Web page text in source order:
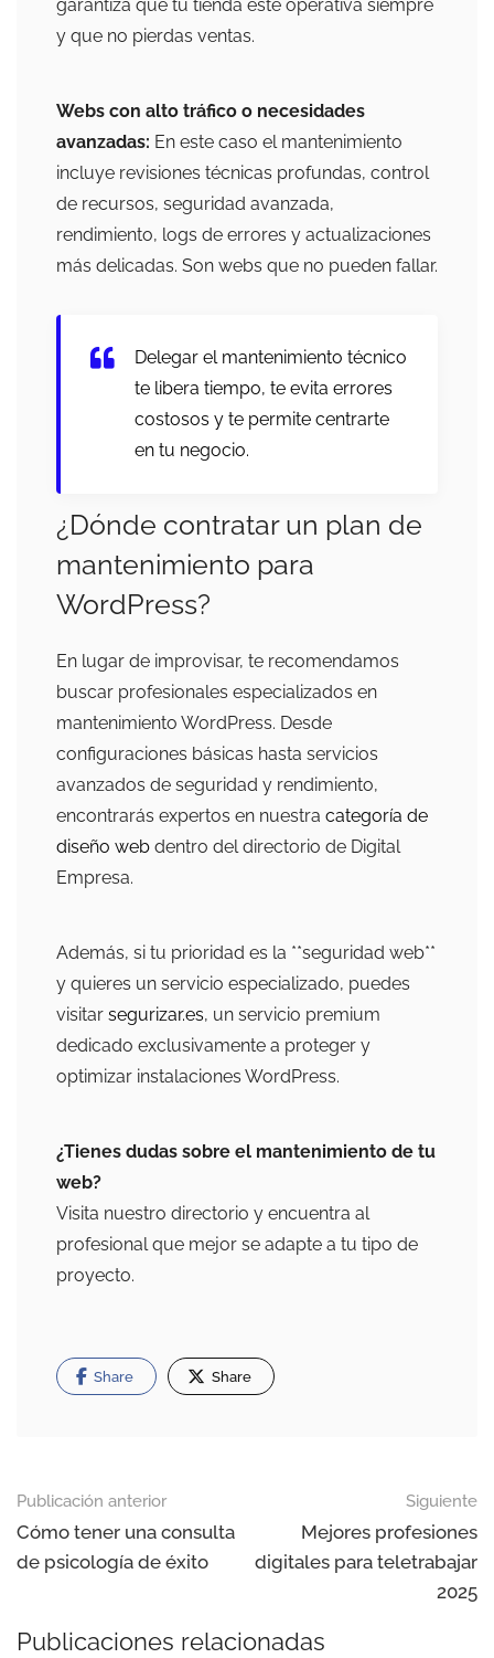
garantiza que tu tienda esté operativa siempre
y que no pierdas ventas.
Webs con alto tráfico o necesidades
avanzadas: En este caso el mantenimiento
incluye revisiones técnicas profundas, control
de recursos, seguridad avanzada,
rendimiento, logs de errores y actualizaciones
más delicadas. Son webs que no pueden fallar.
Delegar el mantenimiento técnico
te libera tiempo, te evita errores
costosos y te permite centrarte
en tu negocio.
¿Dónde contratar un plan de
mantenimiento para
WordPress?
En lugar de improvisar, te recomendamos
buscar profesionales especializados en
mantenimiento WordPress. Desde
configuraciones básicas hasta servicios
avanzados de seguridad y rendimiento,
encontrarás expertos en nuestra categoría de
diseño web dentro del directorio de Digital
Empresa.
Además, si tu prioridad es la **seguridad web**
y quieres un servicio especializado, puedes
visitar segurizar.es, un servicio premium
dedicado exclusivamente a proteger y
optimizar instalaciones WordPress.
¿Tienes dudas sobre el mantenimiento de tu
web?
Visita nuestro directorio y encuentra al
profesional que mejor se adapte a tu tipo de
proyecto.
Share Share
Publicación anterior
Cómo tener una consulta
de psicología de éxito
Siguiente
Mejores profesiones
digitales para teletrabajar
2025
Publicaciones relacionadas